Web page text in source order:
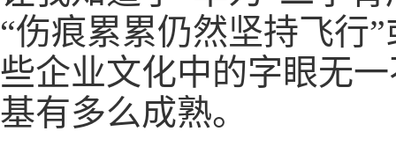
“伤痕累累仍然坚持飞行
些企业文化中的字眼无
基有多么成熟。